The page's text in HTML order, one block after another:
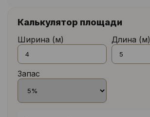
Калькулятор площади
Ширина (м) Длина (м)
Запас